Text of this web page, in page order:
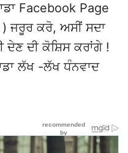
Facebook Page
ਜਰੂਰ ਕਰੋ, ਅਸੀਂ ਸਦਾ
ਦੇਣ ਦੀ ਕੋਸ਼ਿਸ ਕਰਾਂਗੇ !
ਲੱਖ -ਲੱਖ ਧੰਨਵਾਦ